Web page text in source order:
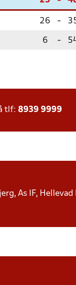
26 -
6 -
tlf: 8939 9999
As IF, Hellevad